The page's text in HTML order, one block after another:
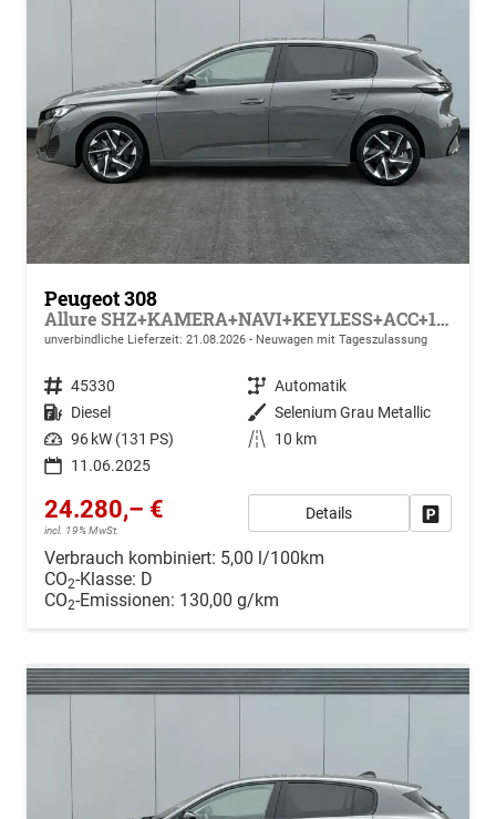
Peugeot 308
Allure SHZ+KAMERA+NAVI+KEYLESS+ACC+17 LM
unverbindliche Lieferzeit: 21.08.2026 Neuwagen mit Tageszulassung
Fahrzeugnr. 45330 Getriebe Automatik
Kraftstoff Diesel Außenfarbe Selenium Grau Metallic
Leistung 96 kW (131 PS) Kilometerstand
10 km
11.06.2025
24.280,– €
incl. 19% MwSt.
Details
Verbrauch kombiniert: 5,00 l/100km
CO2-Klasse: D
CO2-Emissionen: 130,00 g/km